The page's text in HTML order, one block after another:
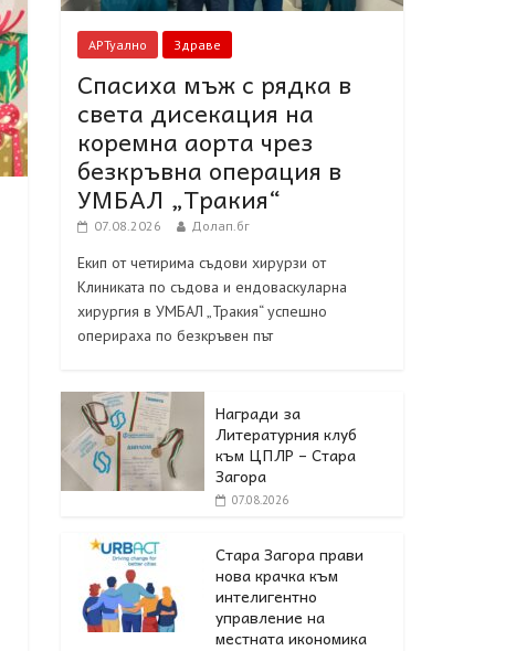
АРТуално Здраве
Спасиха мъж с рядка в
света дисекация на
коремна аорта чрез
безкръвна операция в
УМБАЛ „Тракия“
07.08.2026 Долап.бг
Екип от четирима съдови хирурзи от
Клиниката по съдова и ендоваскуларна
хирургия в УМБАЛ „Тракия“ успешно
оперираха по безкръвен път
Награди за
Литературния клуб
към ЦПЛР – Стара
Загора
07.08.2026
Стара Загора прави
нова крачка към
интелигентно
управление на
местната икономика